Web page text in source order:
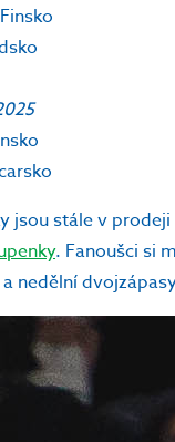
jsou stále v
. Fanoušci si
nedělní